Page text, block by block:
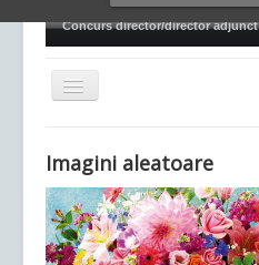
Concurs director/director adjunct
Comută
navigarea
Imagini aleatoare